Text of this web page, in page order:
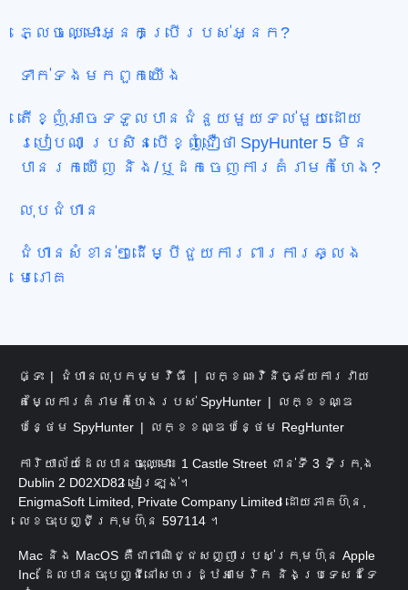
ភ្លេចឈ្មោះអ្នកប្រើរបស់អ្នក?
ទាក់ទង​មក​ពួក​យើង
តើខ្ញុំអាចទទួលបានជំនួយមួយទល់មួយដោយ
របៀបណា ប្រសិនបើខ្ញុំជឿថា SpyHunter 5 មិន
បានរកឃើញ និង/ឬដកចេញការគំរាមកំហែង?
លុបជំហាន
ជំហានសំខាន់ៗដើម្បីជួយការពារការឆ្លង
មេរោគ
ផ្ទះ ជំហានលុបកម្មវិធី
លក្ខណៈវិនិច្ឆ័យការវាយ
តម្លៃការគំរាមកំហែងរបស់ SpyHunter
លក្ខខណ្ឌ
បន្ថែម SpyHunter
លក្ខខណ្ឌបន្ថែម RegHunter
ការិយាល័យដែលបានចុះឈ្មោះ៖ 1 Castle Street ជាន់ទី 3 ទីក្រុង
Dublin 2 D02XD82 អៀរឡង់។
EnigmaSoft Limited, Private Company Limited ដោយភាគហ៊ុន,
លេខចុះបញ្ជីក្រុមហ៊ុន 597114 ។
Mac និង MacOS គឺជាពាណិជ្ជសញ្ញារបស់ក្រុមហ៊ុន Apple
Inc. ដែលបានចុះបញ្ជីនៅសហរដ្ឋអាមេរិក និងប្រទេសដទៃ